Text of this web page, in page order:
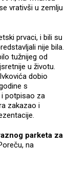
vrativši u zemlju
prvaci, i bili su
nije bila.
tužnijeg od
u životu.
dobio
s
potpisao za
zakazao i
parketa za
na